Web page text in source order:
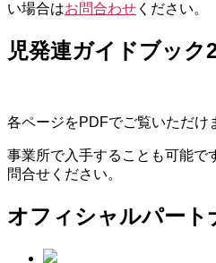
い場合はお問合わせ ください。
児発連ガイドブック
各ページをPDFでご覧いただけ
事業所で入手することも可能で
問合せください。
オフィシャルパート